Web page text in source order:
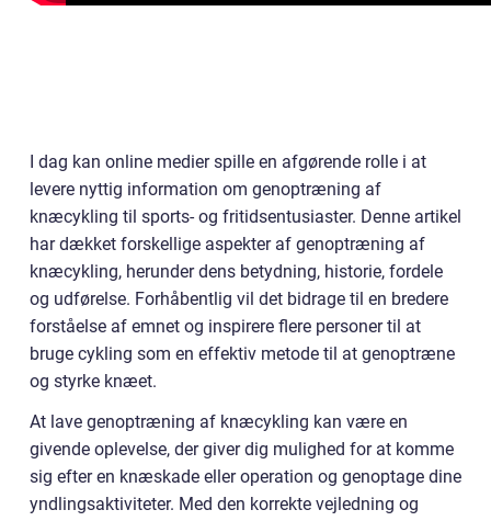
I dag kan online medier spille en afgørende rolle i at
levere nyttig information om genoptræning af
knæcykling til sports- og fritidsentusiaster. Denne artikel
har dækket forskellige aspekter af genoptræning af
knæcykling, herunder dens betydning, historie, fordele
og udførelse. Forhåbentlig vil det bidrage til en bredere
forståelse af emnet og inspirere flere personer til at
bruge cykling som en effektiv metode til at genoptræne
og styrke knæet.
At lave genoptræning af knæcykling kan være en
givende oplevelse, der giver dig mulighed for at komme
sig efter en knæskade eller operation og genoptage dine
yndlingsaktiviteter. Med den korrekte vejledning og